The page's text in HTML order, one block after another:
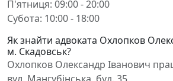
П'ятниця: 09:00 - 20:00
Субота: 10:00 - 18:00
Як знайти адвоката Охлопков
м. Скадовськ?
Охлопков Олександр Іванович